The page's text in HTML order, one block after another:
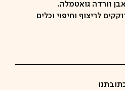
וורדה גואטמלה.
לריצוף וחיפוי וכלים